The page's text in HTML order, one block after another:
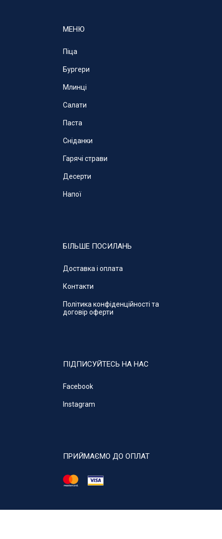
МЕНЮ
Піца
Бургери
Млинці
Салати
Паста
Cніданки
Гарячі страви
Десерти
Напої
БІЛЬШЕ ПОСИЛАНЬ
Доставка і оплата
Контакти
Політика конфіденційності та
договір оферти
ПІДПИСУЙТЕСЬ НА НАС
Facebook
Instagram
ПРИЙМАЄМО ДО ОПЛАТ